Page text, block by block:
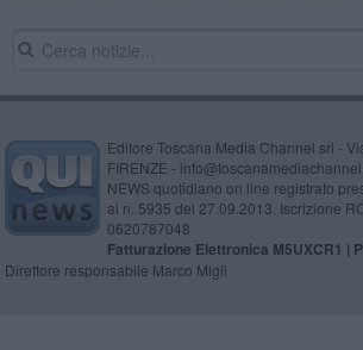
Editore Toscana Media Channel srl -
FIRENZE -
NEWS quotidiano on line registrato
al n. 5935 del 27.09.2013. Iscrizione
0620787048
Fatturazione Elettronica M5UXCR1 |
Direttore responsabile Marco Migli